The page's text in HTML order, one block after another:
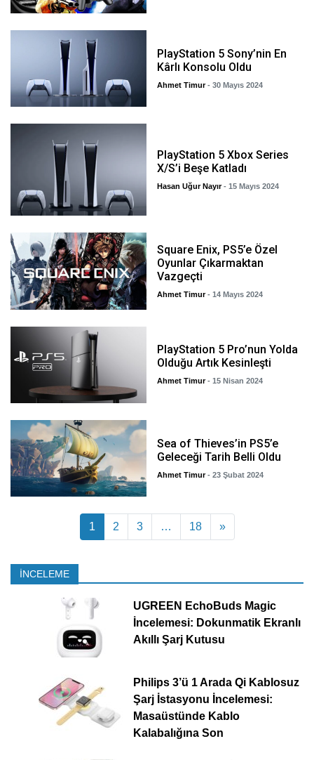
PlayStation 5 Sony’nin En
Kârlı Konsolu Oldu
Ahmet Timur - 30 Mayıs 2024
PlayStation 5 Xbox Series
X/S’i Beşe Katladı
Hasan Uğur Nayır - 15 Mayıs 2024
Square Enix, PS5’e Özel
Oyunlar Çıkarmaktan
Vazgeçti
Ahmet Timur - 14 Mayıs 2024
PlayStation 5 Pro’nun Yolda
Olduğu Artık Kesinleşti
Ahmet Timur - 15 Nisan 2024
Sea of Thieves’in PS5’e
Geleceği Tarih Belli Oldu
Ahmet Timur - 23 Şubat 2024
Yazı dolaşımı
1 2 3 … 18 »
İNCELEME
UGREEN EchoBuds Magic
İncelemesi: Dokunmatik Ekranlı
Akıllı Şarj Kutusu
Philips 3’ü 1 Arada Qi Kablosuz
Şarj İstasyonu İncelemesi:
Masaüstünde Kablo
Kalabalığına Son